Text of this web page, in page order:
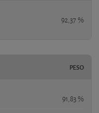
92,37 %
PESO
91,83 %